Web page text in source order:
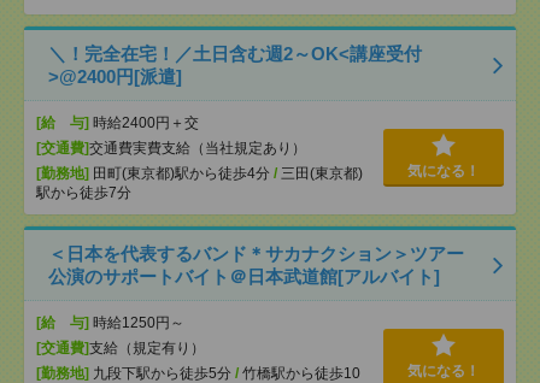
＼！完全在宅！／土日含む週2～OK<講座受付
>@2400円[派遣]
[給 与] 時給2400円＋交
[交通費]交通費実費支給（当社規定あり）
[勤務地] 田町(東京都)駅から徒歩4分 / 三田(東京都)
駅から徒歩7分
気になる！
＜日本を代表するバンド＊サカナクション＞ツアー
公演のサポートバイト＠日本武道館[アルバイト]
[給 与] 時給1250円～
[交通費]支給（規定有り）
[勤務地] 九段下駅から徒歩5分 / 竹橋駅から徒歩10
気になる！